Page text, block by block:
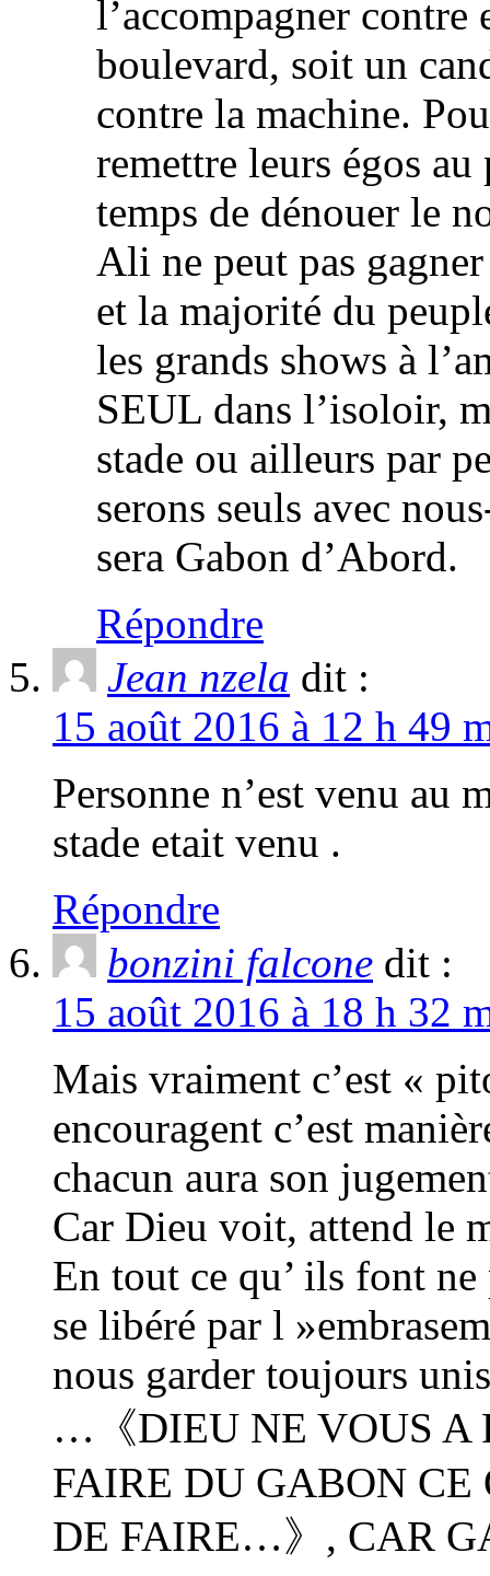
l’accompagner contre
boulevard, soit un
contre la machine.
remettre leurs égos
temps de dénouer le
Ali ne peut pas
et la majorité du
les grands shows à
SEUL dans l’isoloir,
stade ou ailleurs par
serons seuls avec
sera Gabon d’Abord.
Répondre
Jean nzela dit :
15 août 2016 à 12 h 49
Personne n’est venu
stade etait venu .
Répondre
bonzini falcone dit :
15 août 2016 à 18 h 32
Mais vraiment c’est «
encouragent c’est
chacun aura son
Car Dieu voit, attend le
En tout ce qu’ ils font
se libéré par l
nous garder toujours
…《DIEU NE VOUS A
FAIRE DU GABON CE
DE FAIRE…》, CAR